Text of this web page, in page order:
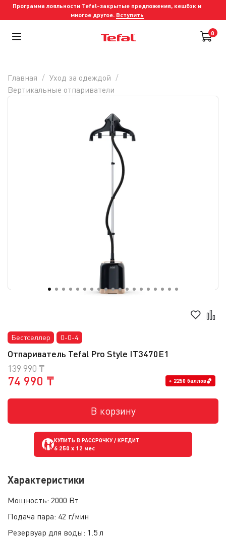
Программа лояльности Tefal-закрытые предложения, кешбэк и
многое другое. Вступить
0
Бестселлер 0-0-4
Отпариватель Tefal Pro Style IT3470E1
139 990 ₸
74 990 ₸ + 2250 баллов
В корзину
КУПИТЬ В РАССРОЧКУ / КРЕДИТ
6 250 x 12 мес
Характеристики
Мощность: 2000 Вт
Подача пара: 42 г/мин
Резервуар для воды: 1.5 л
Главная
Уход за одеждой
Вертикальные отпариватели